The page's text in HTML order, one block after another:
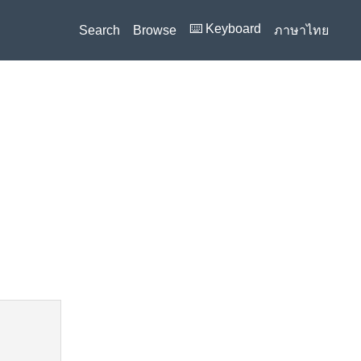
Search Browse ⌨️ Keyboard ภาษาไทย